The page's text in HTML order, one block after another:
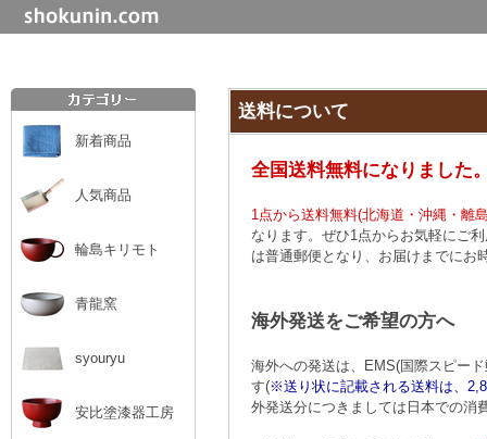
新着商品
人気商品
輪島キリモト
青龍窯
syouryu
安比塗漆器工房
送料について
全国送料無料になりました
1点から送料無料(北海道・沖縄・離
なります。ぜひ1点からお気軽にご
は普通郵便となり、お届けまでにお
海外発送をご希望の方へ
海外への発送は、EMS(国際スピー
す(※送り状に記載される送料は、
外発送分につきましては日本での消